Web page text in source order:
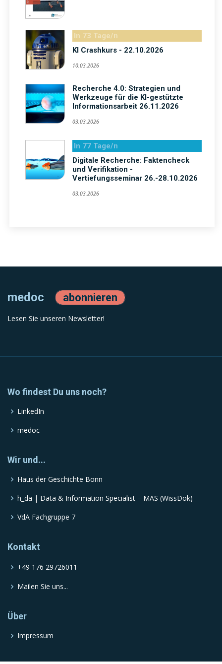
In 73 Tage/n
KI Crashkurs - 22.10.2026
10.03.2026
Recherche 4.0: Strategien und
Werkzeuge für die KI-gestützte
Informationsarbeit 26.11.2026
03.03.2026
In 77 Tage/n
Digitale Recherche: Faktencheck
und Verifikation -
Vertiefungsseminar 26.-28.10.2026
03.03.2026
medoc abonnieren
Lesen Sie unseren Newsletter!
Wo findest Du uns noch?
LinkedIn
medoc
Wir und...
Haus der Geschichte Bonn
h_da | Data & Information Specialist – MAS (WissDok)
VdA Fachgruppe 7
Kontakt
+49 176 29726011
Mailen Sie uns...
Über
Impressum